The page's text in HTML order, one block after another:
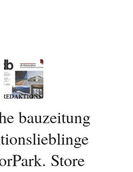
bauzeitung
Store